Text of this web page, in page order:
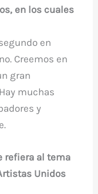
en los cuales
en
Creemos en
gran
muchas
y
refiera al tema
Unidos